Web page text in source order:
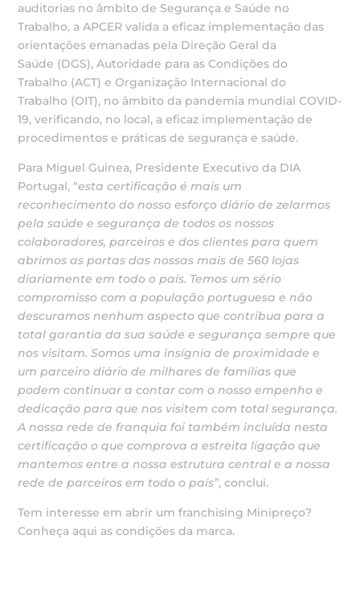
auditorias no âmbito de Segurança e Saúde no
Trabalho, a APCER valida a eficaz implementação das
orientações emanadas pela Direção Geral da
Saúde (DGS), Autoridade para as Condições do
Trabalho (ACT) e Organização Internacional do
Trabalho (OIT), no âmbito da pandemia mundial COVID-
19, verificando, no local, a eficaz implementação de
procedimentos e práticas de segurança e saúde.
Para Miguel Guinea, Presidente Executivo da DIA
Portugal, “esta certificação é mais um
reconhecimento do nosso esforço diário de zelarmos
pela saúde e segurança de todos os nossos
colaboradores, parceiros e dos clientes para quem
abrimos as portas das nossas mais de 560 lojas
diariamente em todo o país. Temos um sério
compromisso com a população portuguesa e não
descuramos nenhum aspecto que contribua para a
total garantia da sua saúde e segurança sempre que
nos visitam. Somos uma insígnia de proximidade e
um parceiro diário de milhares de famílias que
podem continuar a contar com o nosso empenho e
dedicação para que nos visitem com total segurança.
A nossa rede de franquia foi também incluída nesta
certificação o que comprova a estreita ligação que
mantemos entre a nossa estrutura central e a nossa
rede de parceiros em todo o país”, conclui.
Tem interesse em abrir um franchising Minipreço?
Conheça aqui as condições da marca.